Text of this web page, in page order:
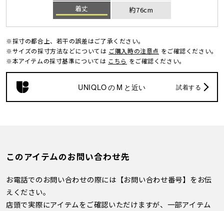
着丈
約76cm
※採寸の都合上、若干の誤差はご了承ください。
※サイズの採寸方法などについては ご購入時の注意点 をご確認ください。
※本アイテムの採寸基準については こちら をご確認ください。
UNIQLOの M と近い 試着する
このアイテムのお問い合わせ先
お電話でのお問い合わせの際には【お問い合わせ番号】をお伝
えください。
店頭で実際にアイテムをご確認いただけますが、一部アイテム